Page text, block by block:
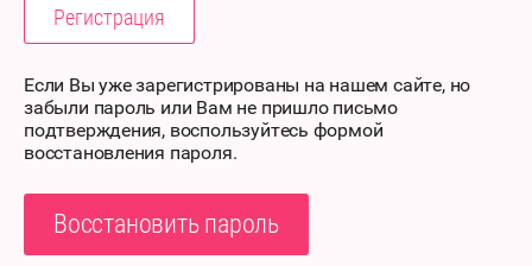
Регистрация
Если Вы уже зарегистрированы на нашем сайте, но
забыли пароль или Вам не пришло письмо
подтверждения, воспользуйтесь формой
восстановления пароля.
Восстановить пароль